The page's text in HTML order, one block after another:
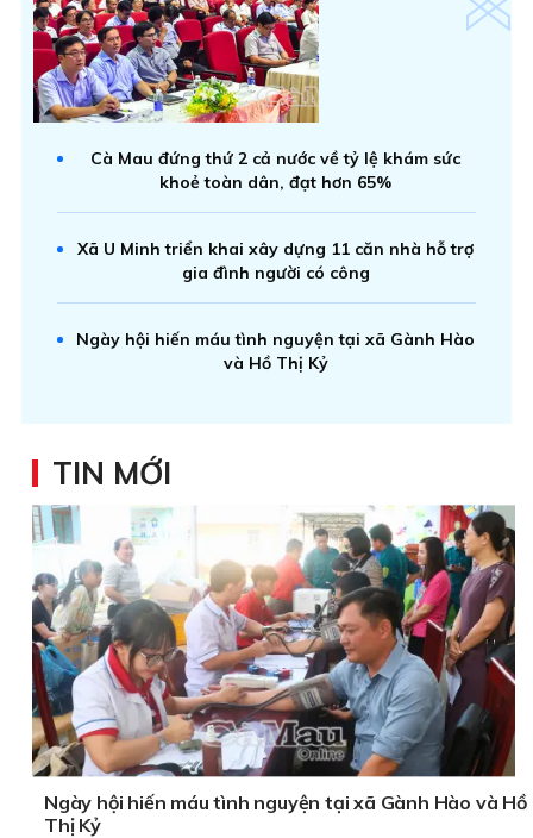
Cà Mau đứng thứ 2 cả nước về tỷ lệ khám sức
khoẻ toàn dân, đạt hơn 65%
Xã U Minh triển khai xây dựng 11 căn nhà hỗ trợ
gia đình người có công
Ngày hội hiến máu tình nguyện tại xã Gành Hào
và Hồ Thị Kỷ
TIN MỚI
Ngày hội hiến máu tình nguyện tại xã Gành Hào và Hồ
Thị Kỷ